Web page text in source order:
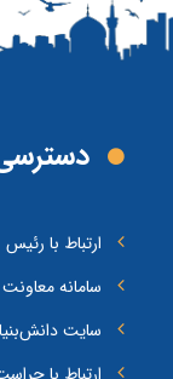
ارتباط با رئیس
سامانه
سایت